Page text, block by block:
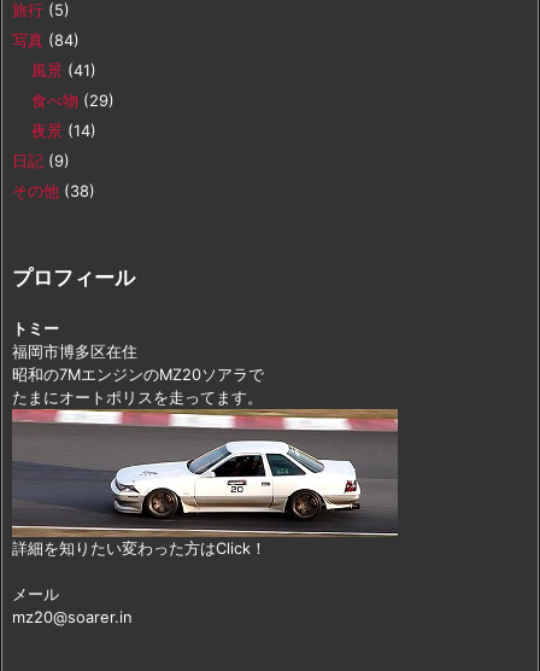
旅行 (5)
写真 (84)
風景 (41)
食べ物 (29)
夜景 (14)
日記 (9)
その他 (38)
プロフィール
トミー
福岡市博多区在住
昭和の7MエンジンのMZ20ソアラで
たまにオートポリスを走ってます。
詳細を知りたい変わった方はClick！
メール
mz20@soarer.in